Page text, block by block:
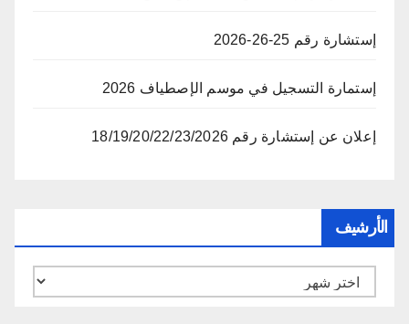
إستشارة رقم 25-26-2026
إستمارة التسجيل في موسم الإصطياف 2026
إعلان عن إستشارة رقم 18/19/20/22/23/2026
الأرشيف
الأرشيف